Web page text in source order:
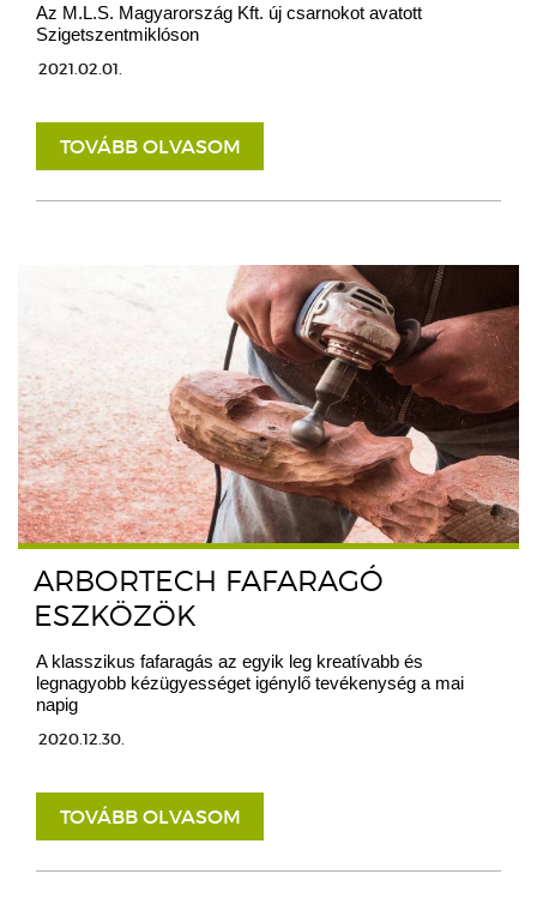
Az M.L.S. Magyarország Kft. új csarnokot avatott
Szigetszentmiklóson
2021.02.01.
TOVÁBB OLVASOM
ARBORTECH FAFARAGÓ
ESZKÖZÖK
A klasszikus fafaragás az egyik leg kreatívabb és
legnagyobb kézügyességet igénylő tevékenység a mai
napig
2020.12.30.
TOVÁBB OLVASOM